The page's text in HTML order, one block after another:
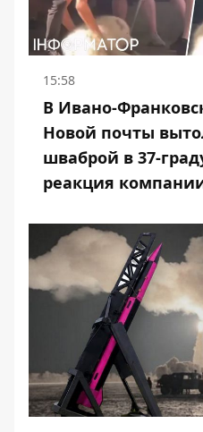
15:58
В Ивано-
Новой почты
шваброй в 37-
реакция